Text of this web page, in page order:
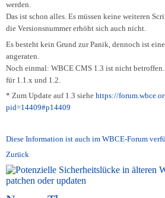
werden.
Das ist schon alles. Es müssen keine weiteren
die Versionsnummer erhöht sich auch nicht.
Es besteht kein Grund zur Panik, dennoch ist
angeraten.
Noch einmal: WBCE CMS 1.3 ist nicht
für 1.1.x und 1.2.
* Zum Update auf 1.3 siehe https://
pid=14409#p14409
Diese Information ist auch im WBCE-Forum
Zurück